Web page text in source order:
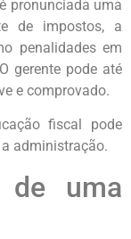
pronunciada uma
de impostos, a
penalidades em
gerente pode até
e comprovado.
fiscal pode
administração.
de uma